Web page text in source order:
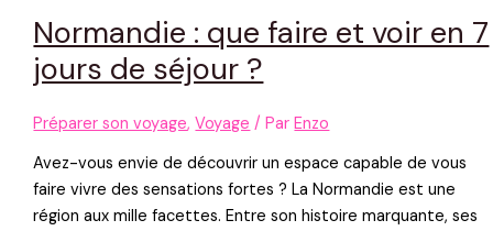
Normandie : que faire et voir en 7
jours de séjour ?
Préparer son voyage,Voyage / ParEnzo
Avez-vous envie de découvrir un espace capable de vous
faire vivre des sensations fortes ? La Normandie est une
région aux mille facettes. Entre son histoire marquante, ses